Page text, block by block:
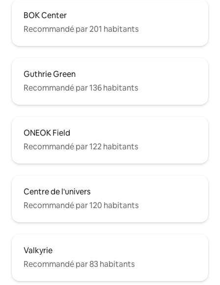
BOK Center
Recommandé par 201 habitants
Guthrie Green
Recommandé par 136 habitants
ONEOK Field
Recommandé par 122 habitants
Centre de l'univers
Recommandé par 120 habitants
Valkyrie
Recommandé par 83 habitants